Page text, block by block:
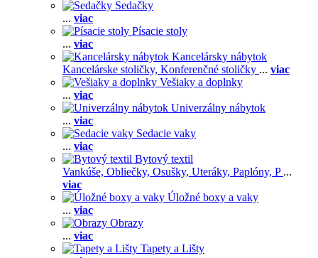
Sedačky
... viac
Písacie stoly
... viac
Kancelársky nábytok
Kancelárske stoličky, Konferenčné stoličky ... viac
Vešiaky a doplnky
... viac
Univerzálny nábytok
... viac
Sedacie vaky
... viac
Bytový textil
Vankúše, Obliečky, Osušky, Uteráky, Paplóny, P ...
viac
Úložné boxy a vaky
... viac
Obrazy
... viac
Tapety a Lišty